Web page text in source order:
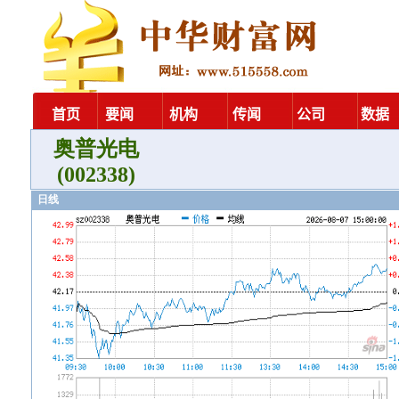
奥普光电
(002338)
日线